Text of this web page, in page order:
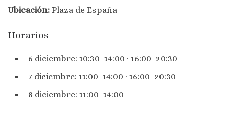
Ubicación: Plaza de España
Horarios
6 diciembre: 10:30–14:00 · 16:00–20:30
7 diciembre: 11:00–14:00 · 16:00–20:30
8 diciembre: 11:00–14:00